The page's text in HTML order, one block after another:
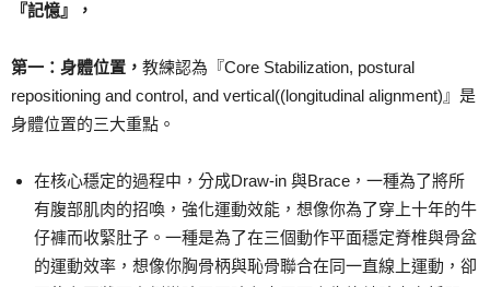
『記憶』，
第一：身體位置， 教練認為『Core Stabilization, postural
repositioning and control, and vertical((longitudinal alignment)』是
身體位置的三大重點。
在核心穩定的過程中，分成Draw-in 與Brace，一種為了將所
有腹部肌肉的招喚，強化運動效能，想像你為了穿上十年的牛
仔褲而收緊肚子。一種是為了在三個動作平面穩定脊椎與骨盆
的運動效率，想像你胸骨柄與恥骨聯合在同一直線上運動，卻